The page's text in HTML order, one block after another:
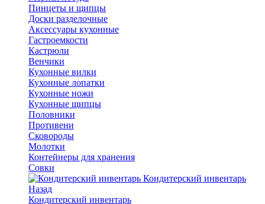
Пинцеты и щипцы
Доски разделочные
Аксессуары кухонные
Гастроемкости
Кастрюли
Венчики
Кухонные вилки
Кухонные лопатки
Кухонные ножи
Кухонные щипцы
Половники
Противени
Сковороды
Молотки
Контейнеры для хранения
Совки
Кондитерский инвентарь
Назад
Кондитерский инвентарь